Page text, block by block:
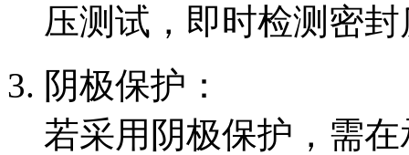
压测试，即时检测密
阴极保护：
若采用阴极保护，需